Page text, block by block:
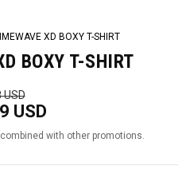
XD BOXY T-SHIRT
BOXY T-SHIRT
USD
USD
with other promotions.